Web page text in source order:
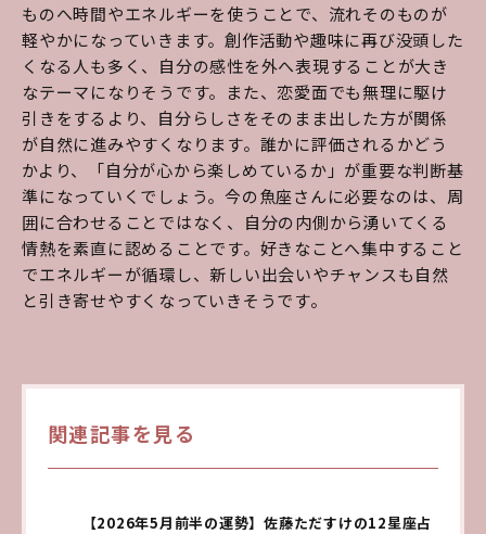
ものへ時間やエネルギーを使うことで、流れそのものが
軽やかになっていきます。創作活動や趣味に再び没頭した
くなる人も多く、自分の感性を外へ表現することが大き
なテーマになりそうです。また、恋愛面でも無理に駆け
引きをするより、自分らしさをそのまま出した方が関係
が自然に進みやすくなります。誰かに評価されるかどう
かより、「自分が心から楽しめているか」が重要な判断基
準になっていくでしょう。今の魚座さんに必要なのは、周
囲に合わせることではなく、自分の内側から湧いてくる
情熱を素直に認めることです。好きなことへ集中すること
でエネルギーが循環し、新しい出会いやチャンスも自然
と引き寄せやすくなっていきそうです。
関連記事を見る
【2026年5月前半の運勢】佐藤ただすけの12星座占